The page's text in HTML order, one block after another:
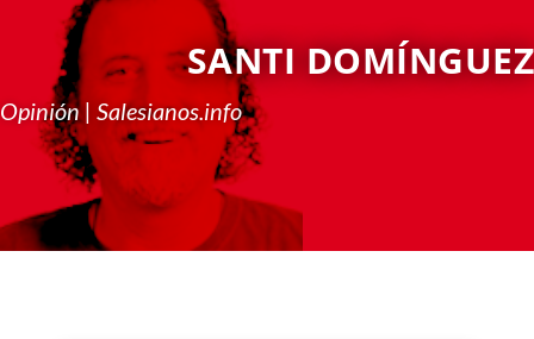
SANTI DOMÍNGUEZ
Opinión | Salesianos.info